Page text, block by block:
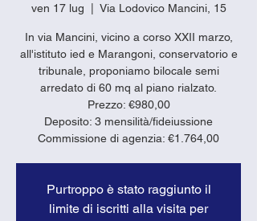
ven 17 lug Via Lodovico Mancini, 15
In via Mancini, vicino a corso XXII marzo,
all'istituto ied e Marangoni, conservatorio e
tribunale, proponiamo bilocale semi
arredato di 60 mq al piano rialzato.
Prezzo: €980,00
Deposito: 3 mensilità/fideiussione
Purtroppo è stato raggiunto il
limite di iscritti alla visita per